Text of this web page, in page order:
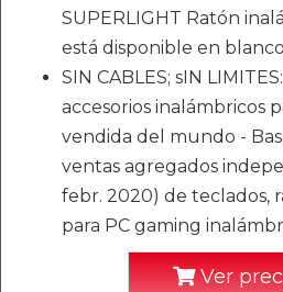
SUPERLIGHT Ratón
está disponible en
SIN CABLES; sIN
accesorios inalámbricos
vendida del mundo -
ventas agregados
febr. 2020) de teclados,
para PC gaming
Ver